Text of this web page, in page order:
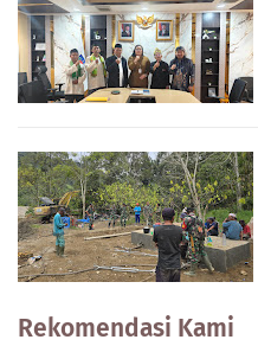
Rekomendasi Kami